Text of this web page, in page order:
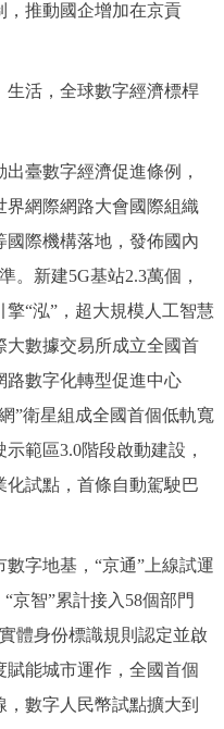
，推動國企增加在京貢
活，全球數字經濟標桿
臺數字經濟促進條例，
界網際網路大會國際組織
際機構落地，發佈國內
。新建5G基站2.3萬個，
“泓”，超大規模人工智慧
大數據交易所成立全國首
路數字化轉型促進中心
”衛星組成全國首個低軌寬
範區3.0階段啟動建設，
化試點，首條自動駕駛巴
字地基，“京通”上線試運
京智”累計接入58個部門
體身份標識規則認定並啟
能城市運作，全國首個
數字人民幣試點擴大到